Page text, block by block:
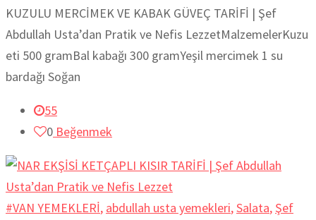
KUZULU MERCİMEK VE KABAK GÜVEÇ TARİFİ | Şef
Abdullah Usta’dan Pratik ve Nefis LezzetMalzemelerKuzu
eti 500 gramBal kabağı 300 gramYeşil mercimek 1 su
bardağı Soğan
55
0 Beğenmek
#VAN YEMEKLERİ, abdullah usta yemekleri,Salata, Şef